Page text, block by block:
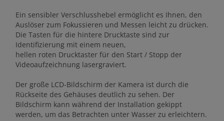
Ein sensibler Verschlusshebel ermöglicht es Ihnen, den
Auslöser zum Fokussieren und Messen leicht zu drücken.
Die Tasten für die hintere Drucktaste sind zur
Identifizierung mit einem neuen,
hellen roten Drucktaster für den Start / Stopp der
Videoaufzeichnung lasergraviert.
Der große LCD-Bildschirm der Kamera ist durch die
Rückseite des Gehäuses deutlich zu sehen. Der
Bildschirm kann während der Installation gekippt
werden, um das Betrachten unter Wasser zu erleichtern.